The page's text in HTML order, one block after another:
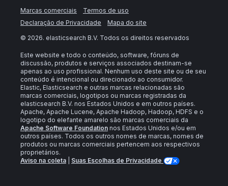
Marcas comerciais
Termos de uso
Declaração de Privacidade
Mapa do site
© 2026. elasticsearch B.V. Todos os direitos reservados
Este website e todo o conteúdo, software, fóruns de
discussão, produtos e serviços associados destinam-se
apenas ao uso profissional. Nenhum uso deste site ou de seu
conteúdo é intencional ou direcionado ao consumidor.
Elastic, Elasticsearch e outras marcas relacionadas são
marcas comerciais, logotipos ou marcas registradas da
elasticsearch B.V. nos Estados Unidos e em outros países.
Apache, Apache Lucene, Apache Hadoop, Hadoop, HDFS e o
logotipo do elefante amarelo são marcas comerciais da
Apache Software Foundation nos Estados Unidos e/ou em
outros países. Todos os outros nomes de marcas, nomes de
produtos ou marcas comerciais pertencem aos respectivos
proprietários.
Aviso na coleta
Suas Escolhas de Privacidade